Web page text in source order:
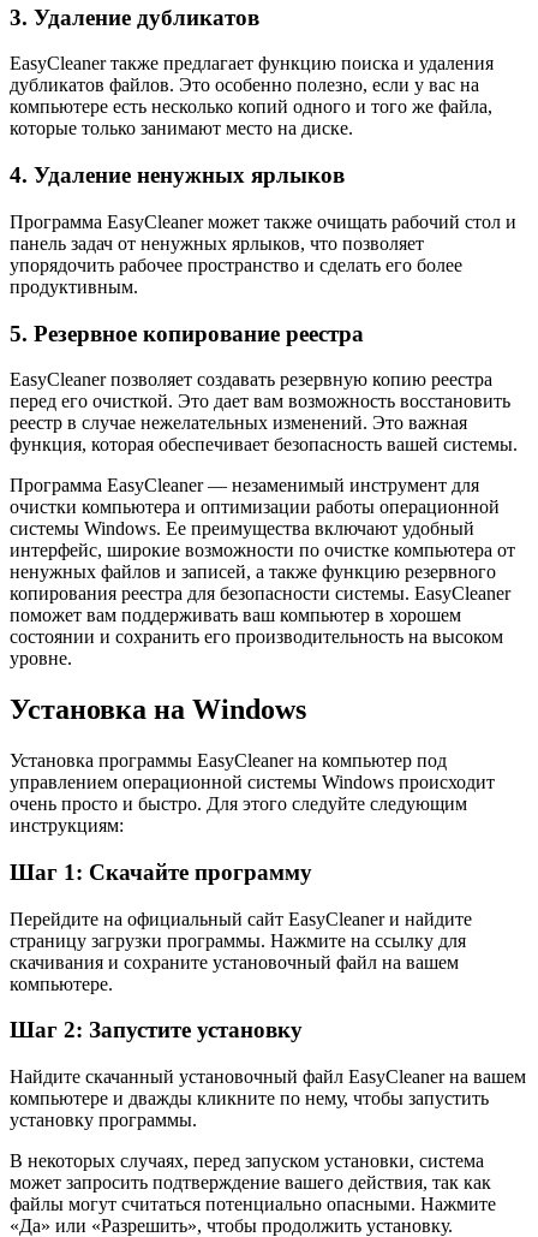
3. Удаление дубликатов
EasyCleaner также предлагает функцию поиска и удаления
дубликатов файлов. Это особенно полезно, если у вас на
компьютере есть несколько копий одного и того же файла,
которые только занимают место на диске.
4. Удаление ненужных ярлыков
Программа EasyCleaner может также очищать рабочий стол и
панель задач от ненужных ярлыков, что позволяет
упорядочить рабочее пространство и сделать его более
продуктивным.
5. Резервное копирование реестра
EasyCleaner позволяет создавать резервную копию реестра
перед его очисткой. Это дает вам возможность восстановить
реестр в случае нежелательных изменений. Это важная
функция, которая обеспечивает безопасность вашей системы.
Программа EasyCleaner — незаменимый инструмент для
очистки компьютера и оптимизации работы операционной
системы Windows. Ее преимущества включают удобный
интерфейс, широкие возможности по очистке компьютера от
ненужных файлов и записей, а также функцию резервного
копирования реестра для безопасности системы. EasyCleaner
поможет вам поддерживать ваш компьютер в хорошем
состоянии и сохранить его производительность на высоком
уровне.
Установка на Windows
Установка программы EasyCleaner на компьютер под
управлением операционной системы Windows происходит
очень просто и быстро. Для этого следуйте следующим
инструкциям:
Шаг 1: Скачайте программу
Перейдите на официальный сайт EasyCleaner и найдите
страницу загрузки программы. Нажмите на ссылку для
скачивания и сохраните установочный файл на вашем
компьютере.
Шаг 2: Запустите установку
Найдите скачанный установочный файл EasyCleaner на вашем
компьютере и дважды кликните по нему, чтобы запустить
установку программы.
В некоторых случаях, перед запуском установки, система
может запросить подтверждение вашего действия, так как
файлы могут считаться потенциально опасными. Нажмите
«Да» или «Разрешить», чтобы продолжить установку.